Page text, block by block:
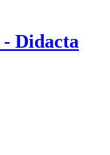
- Didacta